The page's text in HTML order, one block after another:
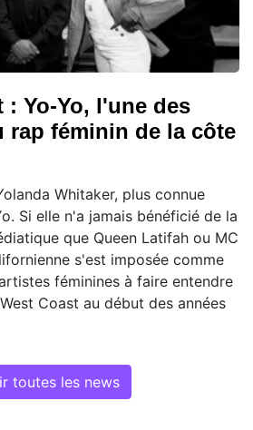
: Yo-Yo, l'une des
rap féminin de la côte
Whitaker, plus connue
Si elle n'a jamais bénéficié de la
que Queen Latifah ou MC
s'est imposée comme
féminines à faire entendre
Coast au début des années
toutes les news